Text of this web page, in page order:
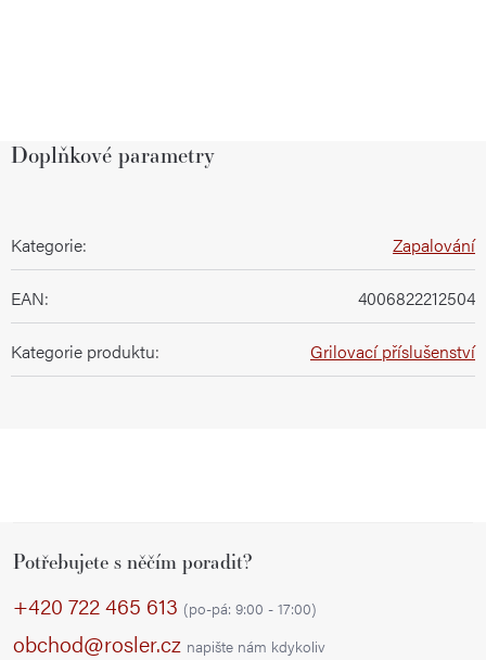
Doplňkové parametry
Kategorie: Zapalování
EAN: 4006822212504
Kategorie produktu: Grilovací příslušenství
Potřebujete s něčím poradit?
+420 722 465 613 (po-pá: 9:00 - 17:00)
obchod@rosler.cz napište nám kdykoliv